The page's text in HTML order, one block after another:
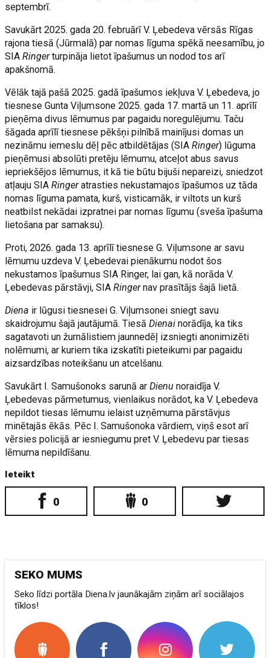
septembrī.
Savukārt 2025. gada 20. februārī V. Ļebedeva vērsās Rīgas
rajona tiesā (Jūrmalā) par nomas līguma spēkā neesamību, jo
SIARingerturpināja lietot īpašumus un nodod tos arī
apakšnomā.
Vēlāk tajā pašā 2025. gadā īpašumos iekļuva V. Ļebedeva, jo
tiesnese Gunta Viļumsone 2025. gada 17. martā un 11. aprīlī
pieņēma divus lēmumus par pagaidu noregulējumu. Taču
šāgada aprīlī tiesnese pēkšņi pilnībā mainījusi domas un
nezināmu iemeslu dēļ pēc atbildētājas (SIARinger) lūguma
pieņēmusi absolūti pretēju lēmumu, atceļot abus savus
iepriekšējos lēmumus, it kā tie būtu bijuši nepareizi, sniedzot
atļauju SIARingeratrasties nekustamajos īpašumos uz tāda
nomas līguma pamata, kurš, visticamāk, ir viltots un kurš
neatbilst nekādai izpratnei par nomas līgumu (sveša īpašuma
lietošana par samaksu).
Proti, 2026. gada 13. aprīlī tiesnese G. Viļumsone ar savu
lēmumu uzdeva V. Ļebedevai pienākumu nodot šos
nekustamos īpašumus SIA Ringer, lai gan, kā norāda V.
Ļebedevas pārstāvji, SIARingernav prasītājs šajā lietā.
Diena ir lūgusi tiesnesei G. Viļumsonei sniegt savu
skaidrojumu šajā jautājumā. TiesāDienainorādīja, ka tiks
sagatavoti un žurnālistiem jaunnedēļ izsniegti anonimizēti
nolēmumi, ar kuriem tika izskatīti pieteikumi par pagaidu
aizsardzības noteikšanu un atcelšanu.
Savukārt I. Samušonoks sarunā arDienunoraidīja V.
Ļebedevas pārmetumus, vienlaikus norādot, ka V. Ļebedeva
nepildot tiesas lēmumu ielaist uzņēmuma pārstāvjus
minētajās ēkās. Pēc I. Samušonoka vārdiem, viņš esot arī
vērsies policijā ar iesniegumu pret V. Ļebedevu par tiesas
lēmuma nepildīšanu.
Ieteikt
0 0
SEKO MUMS
Seko līdzi portāla Diena.lv jaunākajām ziņām arī sociālajos
tīklos!